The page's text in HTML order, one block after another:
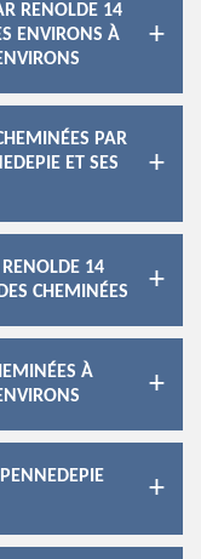
RENOLDE 14
ENVIRONS À
PAR
ET SES
14
CHEMINÉES
À